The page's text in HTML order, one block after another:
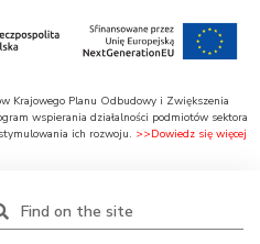
Krajowego Planu Odbudowy i Zwiększenia
wspierania działalności podmiotów sektora
ich rozwoju. >>Dowiedz się więcej